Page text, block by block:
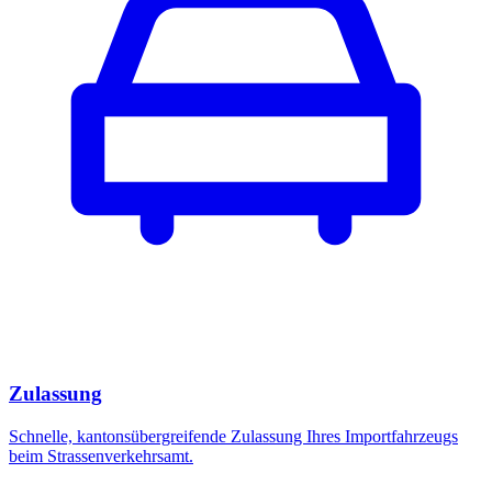
Zulassung
Schnelle, kantonsübergreifende Zulassung Ihres Importfahrzeugs
beim Strassenverkehrsamt.